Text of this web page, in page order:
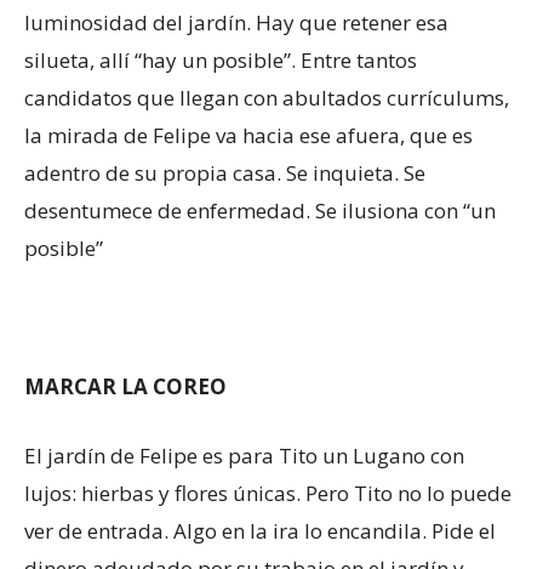
luminosidad del jardín. Hay que retener esa
silueta, allí “hay un posible”. Entre tantos
candidatos que llegan con abultados currículums,
la mirada de Felipe va hacia ese afuera, que es
adentro de su propia casa. Se inquieta. Se
desentumece de enfermedad. Se ilusiona con “un
posible”
MARCAR LA COREO
El jardín de Felipe es para Tito un Lugano con
lujos: hierbas y flores únicas. Pero Tito no lo puede
ver de entrada. Algo en la ira lo encandila. Pide el